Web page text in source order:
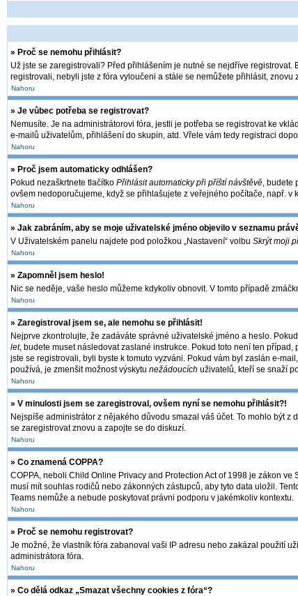
» Proč se nemohu přihlásit?
Už jste se zaregistrovali? Před přihlášením je nutné se nejdříve
registrovali, nebyli jste z fóra vyloučeni a stále se nemůžete přihlásit,
Nahoru
» Je vůbec potřeba se registrovat?
Nemusíte. Je na administrátorovi fóra, jestli je potřeba se registrovat ke
e-mailů uživatelům, přihlášení do skupin, atd. Vřele vám tedy registraci
Nahoru
» Proč jsem automaticky odhlášen?
Pokud nezaškrtnete tlačítko Přihlásit automaticky při příští návštěvě, budete
ovšem nedoporučujeme, když se přihlašujete z veřejného počítače, např. v
Nahoru
» Jak zabráním, aby se moje uživatelské jméno objevilo v seznamu
V Uživatelském panelu najdete pod položkou „Nastavení“ volbu Skrýt moji
Nahoru
» Zapomněl jsem heslo!
Nic se neděje, vaše heslo můžeme kdykoliv obnovit. V tomto případě
Nahoru
» Zaregistroval jsem se, ale nemohu se přihlásit!
Nejprve zkontrolujte, že zadáváte správné uživatelské jméno a heslo.
let, budete muset následovat zaslané instrukce. Pokud toto není ten
jste se registrovali, byli byste k tomuto vyzváni. Pokud vám byl zaslán e-
používá, je zmenšit možnost výskytu nežádoucích uživatelů, kteří se snaží
Nahoru
» V minulosti jsem se zaregistroval, ovšem nyní se nemohu přihlásit?!
Nejspíše administrátor z nějakého důvodu smazal váš účet. To mohlo být
se zaregistrovat znovu a zapojte se do diskuzí.
Nahoru
» Co znamená COPPA?
COPPA, neboli Child Online Privacy and Protection Act of 1998 je zákon
musí mít souhlas rodičů nebo zákonných zástupců, aby tyto data uložil.
Teams nemůže a nebude poskytovat právni podporu v jakémkoliv kontextu.
Nahoru
» Proč se nemohu registrovat?
Je možné, že vlastník fóra zabanoval vaši IP adresu nebo zakázal použití
administrátora fóra.
Nahoru
» Co dělá odkaz „Smazat všechny cookies z fóra“?